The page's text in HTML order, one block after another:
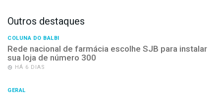
Outros destaques
COLUNA DO BALBI
Rede nacional de farmácia escolhe SJB para instalar
sua loja de número 300
HÁ 6 DIAS
GERAL